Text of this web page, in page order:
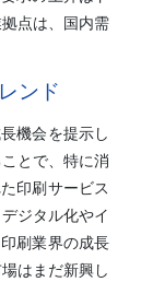
点は、国内需
ンド
機会を提示し
とで、特に消
印刷サービス
ジタル化やイ
刷業界の成長
はまだ新興し